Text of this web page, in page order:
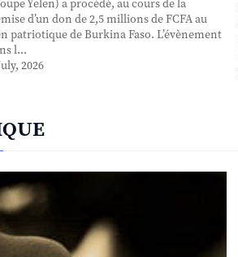
Yelen) a procédé, au cours de la
d’un don de 2,5 millions de FCFA au
patriotique de Burkina Faso. L’évènement
l...
2026